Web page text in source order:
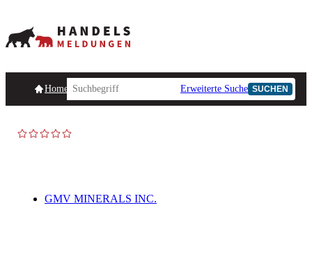
HomepageHandelsmeldungen Ad-Hoc-Meldungen
Erweiterte Suche SUCHEN
GMV MINERALS INC.